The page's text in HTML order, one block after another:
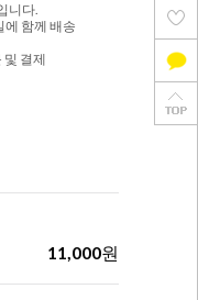
니다.
에 함께 배송
및 결제
11,000원